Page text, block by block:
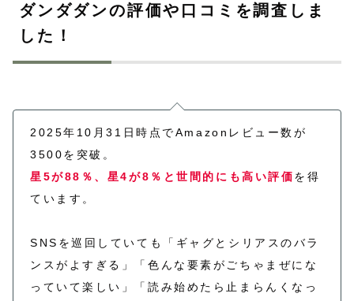
ダンダダンの評価や口コミを調査しま
した！
2025年10月31日時点でAmazonレビュー数が
3500を突破。
星5が88％、星4が8％と世間的にも高い評価を得
ています。
SNSを巡回していても「ギャグとシリアスのバラ
ンスがよすぎる」「色んな要素がごちゃまぜにな
っていて楽しい」「読み始めたら止まらんくなっ